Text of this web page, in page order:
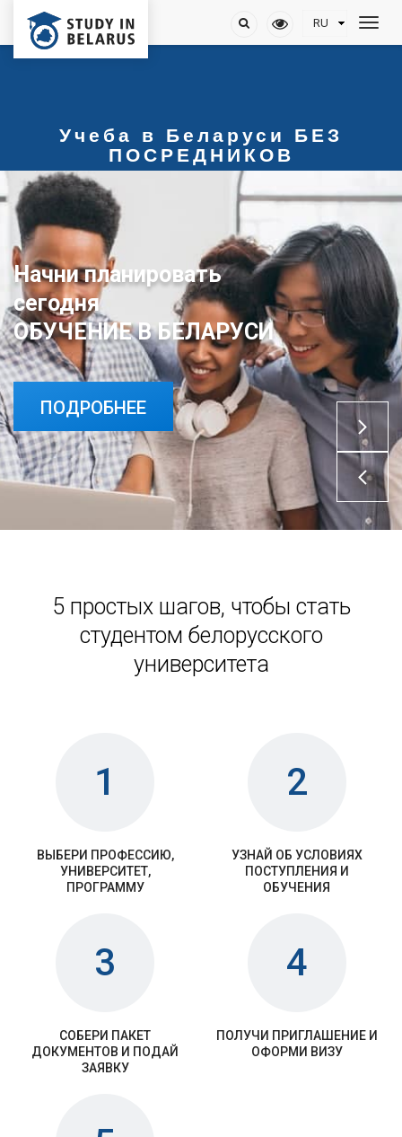
Учеба в Беларуси БЕЗ
ПОСРЕДНИКОВ
Начни планировать
сегодня
ОБУЧЕНИЕ В БЕЛАРУСИ
ПОДРОБНЕЕ
ОБУЧЕНИЕ В БЕЛАРУСИ
ПОДРОБНЕЕ
5 простых шагов, чтобы стать
студентом белорусского
университета
1
ВЫБЕРИ ПРОФЕССИЮ,
УНИВЕРСИТЕТ,
ПРОГРАММУ
2
УЗНАЙ ОБ УСЛОВИЯХ
ПОСТУПЛЕНИЯ И
ОБУЧЕНИЯ
3
СОБЕРИ ПАКЕТ
ДОКУМЕНТОВ И ПОДАЙ
ЗАЯВКУ
4
ПОЛУЧИ ПРИГЛАШЕНИЕ И
ОФОРМИ ВИЗУ